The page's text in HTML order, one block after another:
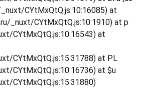
CYtMxQtQ.js:10:16085) at
_nuxt/CYtMxQtQ.js:10:1910) at p
CYtMxQtQ.js:10:16543) at
CYtMxQtQ.js:15:31788) at PL
CYtMxQtQ.js:10:16736) at $u
CYtMxQtQ.js:15:31880)